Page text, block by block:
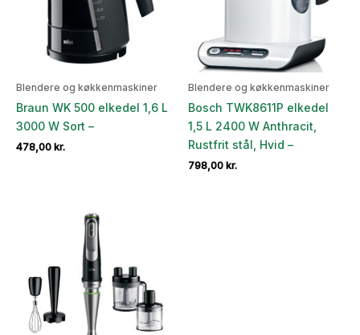
Blendere og køkkenmaskiner
Braun WK 500 elkedel 1,6 L
3000 W Sort –
478,00 kr.
Blendere og køkkenmaskiner
Bosch TWK8611P elkedel
1,5 L 2400 W Anthracit,
Rustfrit stål, Hvid –
798,00 kr.